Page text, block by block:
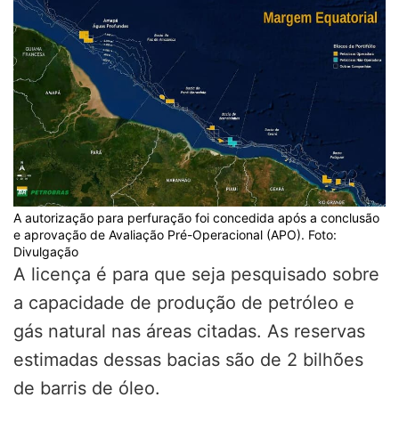
A autorização para perfuração foi concedida após a conclusão
e aprovação de Avaliação Pré-Operacional (APO). Foto:
Divulgação
A licença é para que seja pesquisado sobre
a capacidade de produção de petróleo e
gás natural nas áreas citadas. As reservas
estimadas dessas bacias são de 2 bilhões
de barris de óleo.